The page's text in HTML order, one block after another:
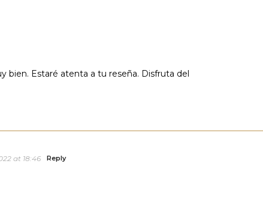
bien. Estaré atenta a tu reseña. Disfruta del
at 18:46 Reply